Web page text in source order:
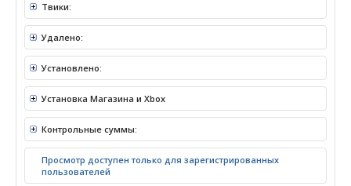
Твики:
Удалено:
Установлено:
Установка Магазина и Xbox
Контрольные суммы:
Просмотр доступен только для зарегистрированных
пользователей